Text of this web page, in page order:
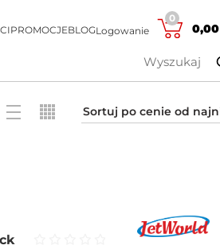
PROMOCJEBLOGLogowanie
0
0,00